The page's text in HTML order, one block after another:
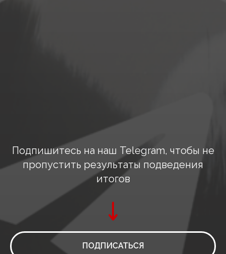
Подпишитесь на наш Telegram, чтобы не
пропустить результаты подведения
итогов
ПОДПИСАТЬСЯ